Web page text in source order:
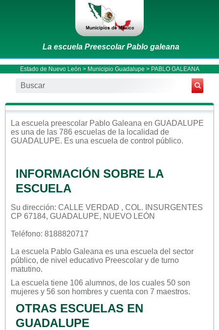
La escuela Preescolar Pablo galeana
Estado de Nuevo León > Municipio Guadalupe > PABLO GALEANA
La escuela preescolar Pablo Galeana en GUADALUPE
es una de las 786 escuelas de la localidad de
GUADALUPE. Es una escuela de control público.
INFORMACIÓN SOBRE LA
ESCUELA
Su dirección: CALLE VERDAD , COL. INSURGENTES
CP 67184, GUADALUPE, NUEVO LEÓN
Teléfono: 8188820717
La escuela Pablo Galeana es una escuela del sector
público, de nivel educativo Preescolar y de turno
matutino.
La escuela tiene 106 alumnos, de los cuales 50 son
mujeres y 56 son hombres y cuenta con 7 maestros.
OTRAS ESCUELAS EN
GUADALUPE